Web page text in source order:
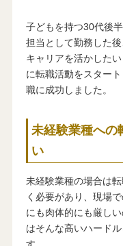
子どもを持つ30代後
担当として勤務した
キャリアを活かした
に転職活動をスター
職に成功しました。
未経験業種への
い
未経験業種の場合は
く必要があり、現場
にも肉体的にも厳し
はそんな高いハード